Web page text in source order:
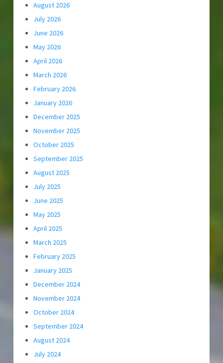
August 2026
July 2026
June 2026
May 2026
April 2026
March 2026
February 2026
January 2026
December 2025
November 2025
October 2025
September 2025
August 2025
July 2025
June 2025
May 2025
April 2025
March 2025
February 2025
January 2025
December 2024
November 2024
October 2024
September 2024
August 2024
July 2024